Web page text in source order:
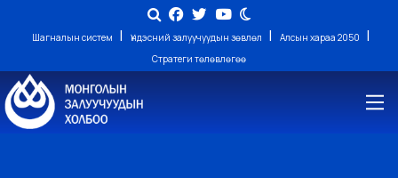
Шагналын систем | Үндэсний залуучуудын зөвлөл | Алсын хараа 2050 |
Стратеги төлөвлөгөө